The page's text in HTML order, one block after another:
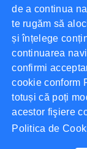
de a continua
te rugăm să
și înțelege
continuarea
confirmi
cookie conform
totuși că poți
acestor fişiere
Politica de
Cargo Planning ©
Voorwaarden
Cargo Planning
înregistrată ca
Număr Registrul